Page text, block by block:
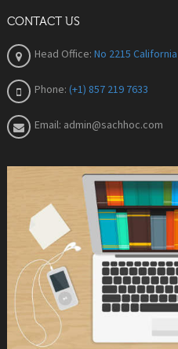
CONTACT US
Head Office: No 2215
Phone: (+1) 857 219 7633
Email: admin@sachhoc.com